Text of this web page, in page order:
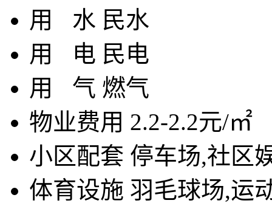
用 水 民水
用
电 民电
用 气 燃气
物业费用 2.2-2.2元/㎡
小区配套 停车场,社区
体育设施 羽毛球场,运